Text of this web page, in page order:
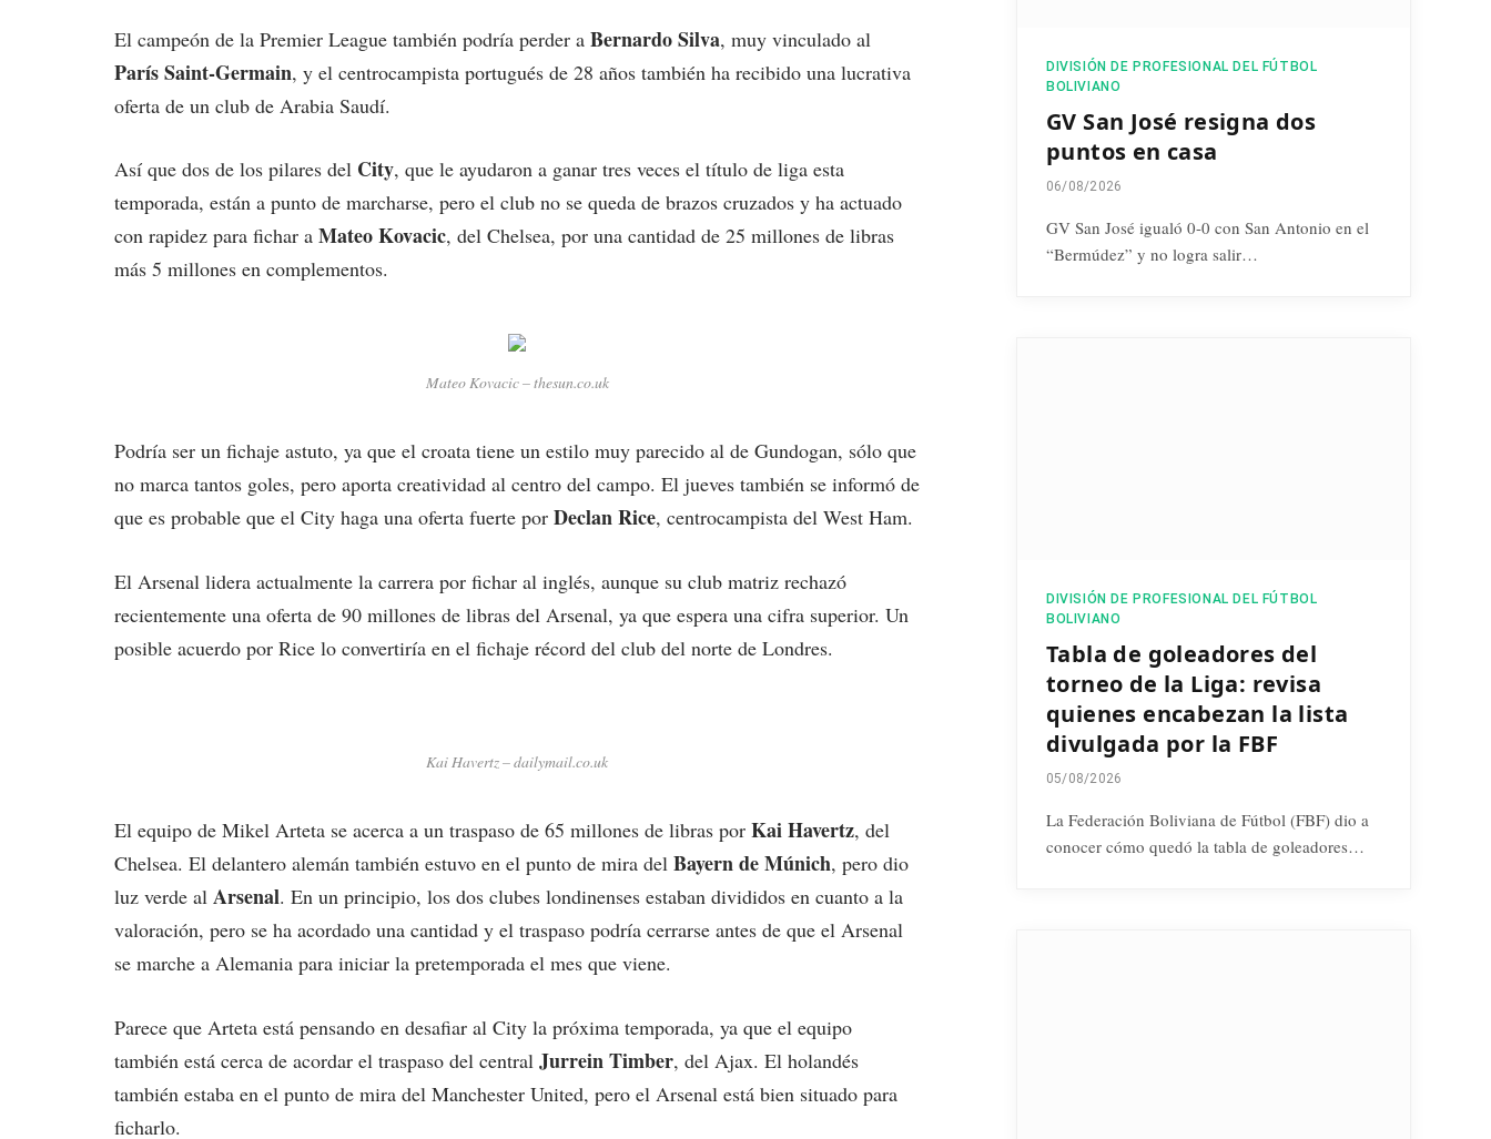
El campeón de la Premier League también podría perder a Bernardo Silva, muy vinculado al
París Saint-Germain, y el centrocampista portugués de 28 años también ha recibido una lucrativa
oferta de un club de Arabia Saudí.
Así que dos de los pilares del City, que le ayudaron a ganar tres veces el título de liga esta
temporada, están a punto de marcharse, pero el club no se queda de brazos cruzados y ha actuado
con rapidez para fichar a Mateo Kovacic, del Chelsea, por una cantidad de 25 millones de libras
más 5 millones en complementos.
Mateo Kovacic – thesun.co.uk
Podría ser un fichaje astuto, ya que el croata tiene un estilo muy parecido al de Gundogan, sólo que
no marca tantos goles, pero aporta creatividad al centro del campo. El jueves también se informó de
que es probable que el City haga una oferta fuerte por Declan Rice, centrocampista del West Ham.
El Arsenal lidera actualmente la carrera por fichar al inglés, aunque su club matriz rechazó
recientemente una oferta de 90 millones de libras del Arsenal, ya que espera una cifra superior. Un
posible acuerdo por Rice lo convertiría en el fichaje récord del club del norte de Londres.
Kai Havertz – dailymail.co.uk
El equipo de Mikel Arteta se acerca a un traspaso de 65 millones de libras por Kai Havertz, del
Chelsea. El delantero alemán también estuvo en el punto de mira del Bayern de Múnich, pero dio
luz verde al Arsenal. En un principio, los dos clubes londinenses estaban divididos en cuanto a la
valoración, pero se ha acordado una cantidad y el traspaso podría cerrarse antes de que el Arsenal
se marche a Alemania para iniciar la pretemporada el mes que viene.
Parece que Arteta está pensando en desafiar al City la próxima temporada, ya que el equipo
también está cerca de acordar el traspaso del central Jurrein Timber, del Ajax. El holandés
también estaba en el punto de mira del Manchester United, pero el Arsenal está bien situado para
ficharlo.
DIVISIÓN DE PROFESIONAL DEL FÚTBOL
BOLIVIANO
GV San José resigna dos
puntos en casa
06/08/2026
GV San José igualó 0-0 con San Antonio en el
“Bermúdez” y no logra salir…
DIVISIÓN DE PROFESIONAL DEL FÚTBOL
BOLIVIANO
Tabla de goleadores del
torneo de la Liga: revisa
quienes encabezan la lista
divulgada por la FBF
05/08/2026
La Federación Boliviana de Fútbol (FBF) dio a
conocer cómo quedó la tabla de goleadores…